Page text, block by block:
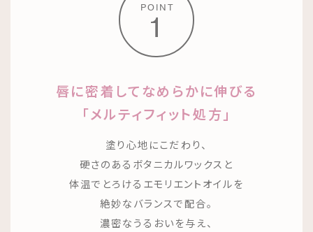
POINT
1
唇に密着してなめらかに伸びる
「メルティフィット処方」
塗り心地にこだわり、
硬さのあるボタニカルワックスと
体温でとろけるエモリエントオイルを
絶妙なバランスで配合。
濃密なうるおいを与え、